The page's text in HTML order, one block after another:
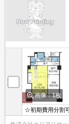
画像：1枚
☆初期費用分割